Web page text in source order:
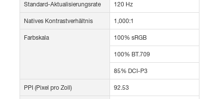
Standard-Aktualisierungsrate 120 Hz
Natives Kontrastverhältnis 1,000:1
Farbskala 100% sRGB
100% BT.709
85% DCI-P3
PPI (Pixel pro Zoll) 92.53